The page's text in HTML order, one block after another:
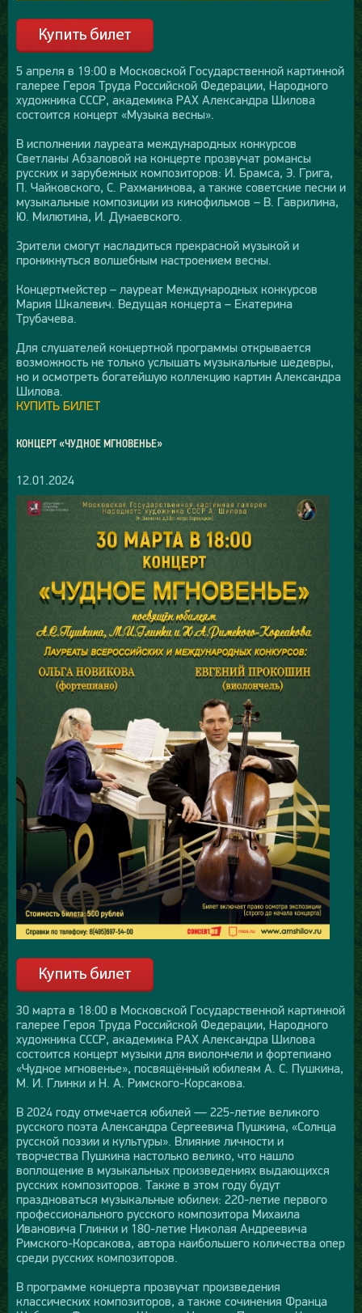
5 апреля в 19:00 в Московской Государственной картинной
галерее Героя Труда Российской Федерации, Народного
художника СССР, академика РАХ Александра Шилова
состоится концерт «Музыка весны».
В исполнении лауреата международных конкурсов
Светланы Абзаловой на концерте прозвучат романсы
русских и зарубежных композиторов: И. Брамса, Э. Грига,
П. Чайковского, С. Рахманинова, а также советские песни и
музыкальные композиции из кинофильмов – В. Гаврилина,
Ю. Милютина, И. Дунаевского.
Зрители смогут насладиться прекрасной музыкой и
проникнуться волшебным настроением весны.
Концертмейстер – лауреат Международных конкурсов
Мария Шкалевич. Ведущая концерта – Екатерина
Трубачева.
Для слушателей концертной программы открывается
возможность не только услышать музыкальные шедевры,
но и осмотреть богатейшую коллекцию картин Александра
Шилова.
КУПИТЬ БИЛЕТ
КОНЦЕРТ «ЧУДНОЕ МГНОВЕНЬЕ»
12.01.2024
30 марта в 18:00 в Московской Государственной картинной
галерее Героя Труда Российской Федерации, Народного
художника СССР, академика РАХ Александра Шилова
состоится концерт музыки для виолончели и фортепиано
«Чудное мгновенье», посвящённый юбилеям А. С. Пушкина,
М. И. Глинки и Н. А. Римского-Корсакова.
В 2024 году отмечается юбилей — 225-летие великого
русского поэта Александра Сергеевича Пушкина, «Солнца
русской поэзии и культуры». Влияние личности и
творчества Пушкина настолько велико, что нашло
воплощение в музыкальных произведениях выдающихся
русских композиторов. Также в этом году будут
праздноваться музыкальные юбилеи: 220-летие первого
профессионального русского композитора Михаила
Ивановича Глинки и 180-летие Николая Андреевича
Римского-Корсакова, автора наибольшего количества опер
среди русских композиторов.
В программе концерта прозвучат произведения
классических композиторов, а также сочинения Франца